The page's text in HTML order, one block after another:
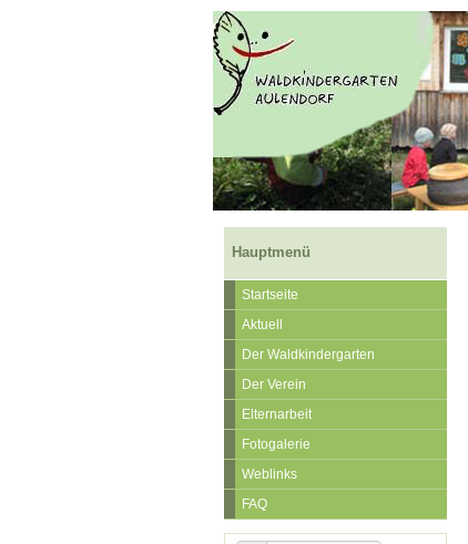
Hauptmenü
Startseite
Aktuell
Der Waldkindergarten
Der Verein
Elternarbeit
Fotogalerie
Weblinks
FAQ